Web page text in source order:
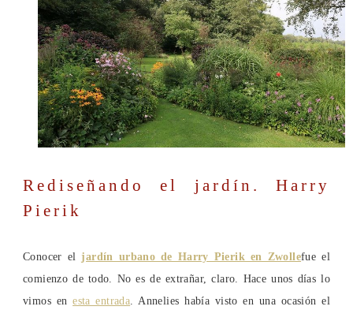
Rediseñando el jardín. Harry
Pierik
Conocer eljardín urbano de Harry Pierik en Zwollefue el
comienzo de todo. No es de extrañar, claro. Hace unos días lo
vimos enesta entrada . Annelies había visto en una ocasión el